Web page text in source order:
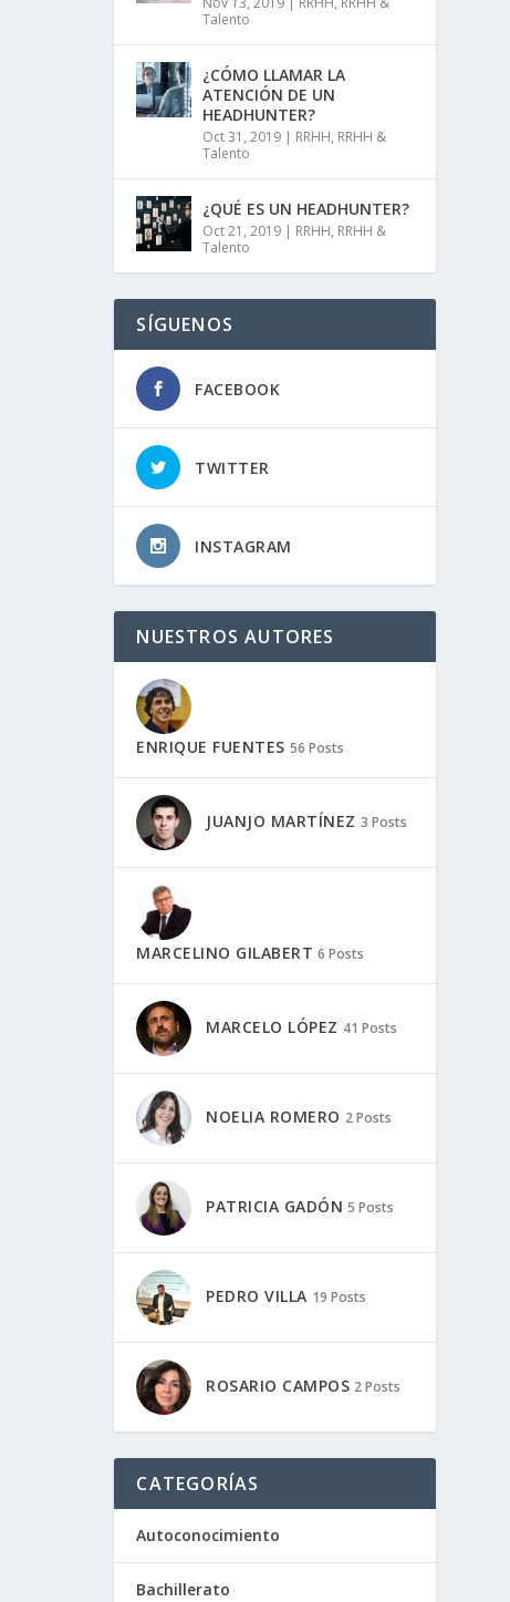
Talento
¿CÓMO LLAMAR LA
ATENCIÓN DE UN
HEADHUNTER?
Oct 31, 2019 | RRHH, RRHH &
Talento
¿QUÉ ES UN HEADHUNTER?
Oct 21, 2019 | RRHH, RRHH &
Talento
SÍGUENOS
FACEBOOK
TWITTER
INSTAGRAM
NUESTROS AUTORES
ENRIQUE FUENTES 56 Posts
JUANJO MARTÍNEZ 3 Posts
MARCELINO GILABERT 6 Posts
MARCELO LÓPEZ 41 Posts
NOELIA ROMERO 2 Posts
PATRICIA GADÓN 5 Posts
PEDRO VILLA 19 Posts
ROSARIO CAMPOS 2 Posts
CATEGORÍAS
Autoconocimiento
Bachillerato